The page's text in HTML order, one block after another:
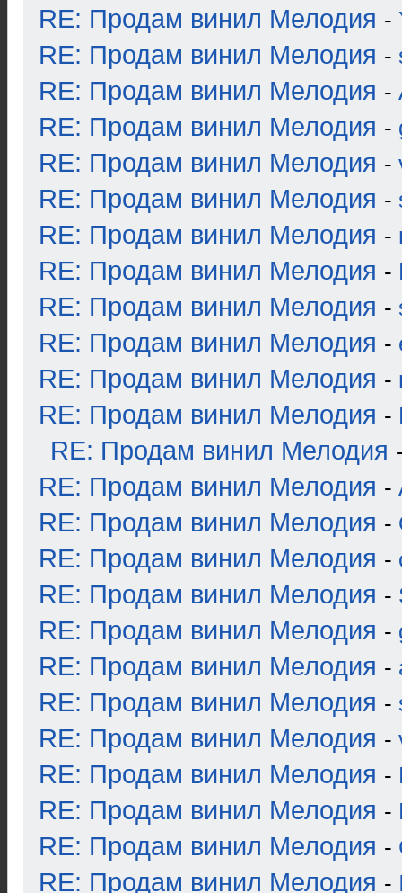
RE: Продам винил Мелодия -
RE: Продам винил Мелодия -
RE: Продам винил Мелодия -
RE: Продам винил Мелодия -
RE: Продам винил Мелодия -
RE: Продам винил Мелодия -
RE: Продам винил Мелодия -
RE: Продам винил Мелодия -
RE: Продам винил Мелодия -
RE: Продам винил Мелодия -
RE: Продам винил Мелодия -
RE: Продам винил Мелодия -
RE: Продам винил Мелодия
RE: Продам винил Мелодия -
RE: Продам винил Мелодия -
RE: Продам винил Мелодия -
RE: Продам винил Мелодия -
RE: Продам винил Мелодия -
RE: Продам винил Мелодия -
RE: Продам винил Мелодия -
RE: Продам винил Мелодия -
RE: Продам винил Мелодия -
RE: Продам винил Мелодия -
RE: Продам винил Мелодия -
RE: Продам винил Мелодия -